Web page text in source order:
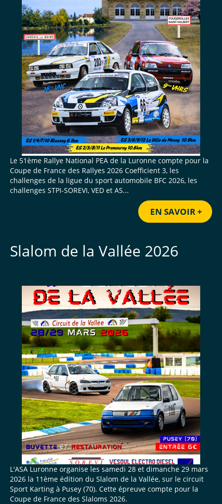
Le 51ème Rallye National PEA de la Luronne compte pour la
Coupe de France des Rallyes 2026 Coefficient 3, les
challenges de la ligue du sport automobile BFC 2026, les
challenges STPI-SOREVI, VED et AS...
EN SAVOIR +
Slalom de la Vallée 2026
L'ASA Luronne organise les samedi 28 et dimanche 29 mars
2026 la 11ème édition du Slalom de la Vallée, sur le circuit
Sport Karting à Pusey (70). Cette épreuve compte pour la
Coupe de France des Slaloms 2026.